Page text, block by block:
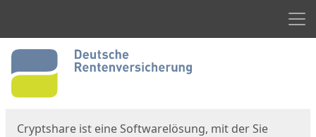
Start
Cryptshare ist eine Softwarelösung, mit der Sie